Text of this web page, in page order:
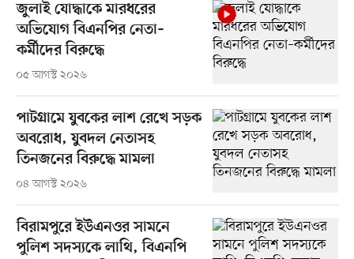
জুলাই যোদ্ধাকে মারধরের
অভিযোগ বিএনপির নেতা–
কর্মীদের বিরুদ্ধে
০৫ আগস্ট ২০২৬
পাটগ্রামে যুবকের লাশ রেখে সড়ক
অবরোধ, যুবদল নেতাসহ
তিনজনের বিরুদ্ধে মামলা
০৪ আগস্ট ২০২৬
বিরামপুরে ইউএনওর সামনে
পুলিশ সদস্যকে লাথি, বিএনপি